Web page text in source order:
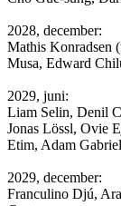
2028, december:
Mathis Konradsen
Musa, Edward
2029, juni:
Liam Selin, Denil
Jonas Lössl, Ovie
Etim, Adam Gabriel
2029, december:
Franculino Djú,